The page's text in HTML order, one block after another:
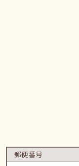
郵便番号